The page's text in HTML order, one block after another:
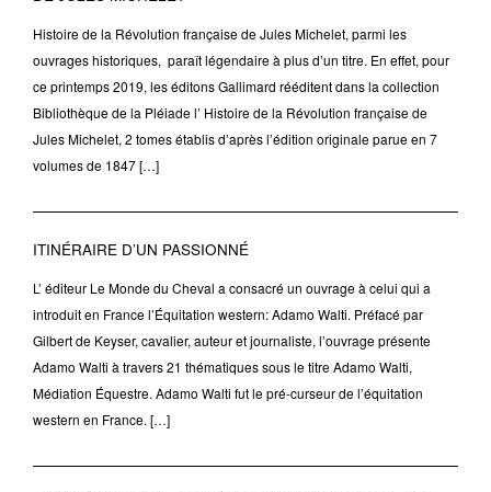
Histoire de la Révolution française de Jules Michelet, parmi les
ouvrages historiques, paraît légendaire à plus d’un titre. En effet, pour
ce printemps 2019, les éditons Gallimard rééditent dans la collection
Bibliothèque de la Pléiade l’ Histoire de la Révolution française de
Jules Michelet, 2 tomes établis d’après l’édition originale parue en 7
volumes de 1847 […]
ITINÉRAIRE D’UN PASSIONNÉ
L’ éditeur Le Monde du Cheval a consacré un ouvrage à celui qui a
introduit en France l’Équitation western: Adamo Walti. Préfacé par
Gilbert de Keyser, cavalier, auteur et journaliste, l’ouvrage présente
Adamo Walti à travers 21 thématiques sous le titre Adamo Walti,
Médiation Équestre. Adamo Walti fut le pré-curseur de l’équitation
western en France. […]